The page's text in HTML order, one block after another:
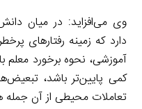
وی می‌افزاید: در میان
دارد که زمینه رفتار‌های
آموزشی، نحوه برخورد
کمی پایین‌تر باشد،
تعاملات محیطی از آن جمله